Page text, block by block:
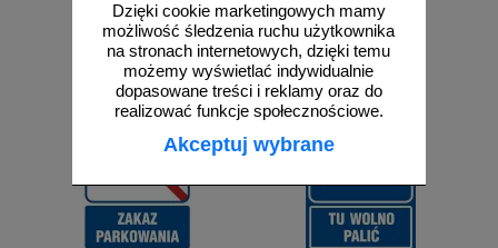
Dzięki cookie marketingowych mamy
możliwość śledzenia ruchu użytkownika
na stronach internetowych, dzięki temu
możemy wyświetlać indywidualnie
dopasowane treści i reklamy oraz do
realizować funkcje społecznościowe.
Akceptuj wybrane
do koszyka do koszyka